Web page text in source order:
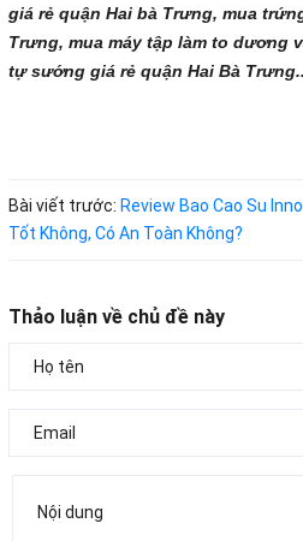
giá rẻ quận Hai bà Trưng, mua
Trưng, mua máy tập làm to dương
tự sướng giá rẻ quận Hai Bà
Bài viết trước: Review Bao Cao Su
Tốt Không, Có An Toàn Không?
Thảo luận về chủ đề này